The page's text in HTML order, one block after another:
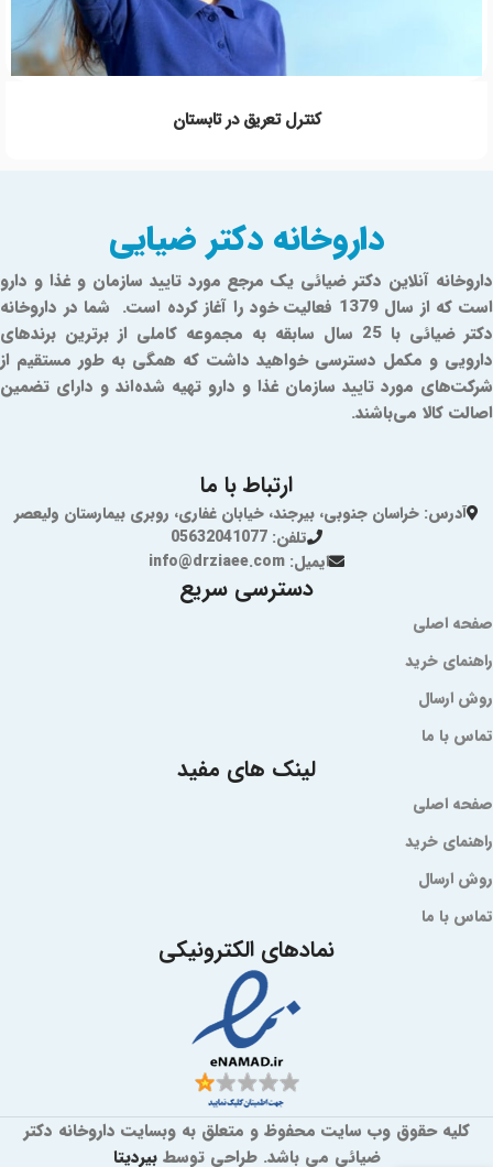
کنترل تعریق در تابستان
داروخانه دکتر ضیایی
داروخانه آنلاین دکتر ضیائی یک مرجع مورد تایید سازمان و غذا و دارو
است که از سال 1379 فعالیت خود را آغاز کرده است. شما در داروخانه
دکتر ضیائی با 25 سال سابقه به مجموعه کاملی از برترین برندهای
دارویی و مکمل دسترسی خواهید داشت که همگی به طور مستقیم از
شرکت‌های مورد تایید سازمان غذا و دارو تهیه شده‌اند و دارای تضمین
اصالت کالا می‌باشند.
ارتباط با ما
آدرس: خراسان جنوبی، بیرجند، خیابان غفاری، روبری بیمارستان ولیعصر
تلفن: 05632041077
ایمیل: info@drziaee.com
دسترسی سریع
صفحه اصلی
راهنمای خرید
روش ارسال
تماس با ما
لینک های مفید
صفحه اصلی
راهنمای خرید
روش ارسال
تماس با ما
نمادهای الکترونیکی
کلیه حقوق وب سایت محفوظ و متعلق به وبسایت داروخانه دکتر
ضیائی می باشد. طراحی توسطبیردیتا